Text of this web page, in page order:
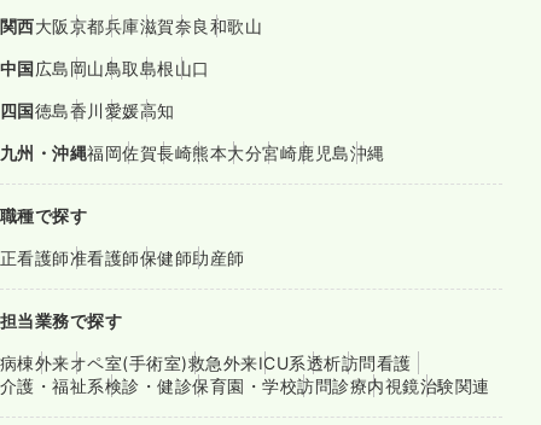
関西大阪京都兵庫滋賀奈良和歌山
中国広島岡山鳥取島根山口
四国徳島香川愛媛高知
九州・沖縄福岡佐賀長崎熊本大分宮崎鹿児島沖縄
職種で探す
正看護師准看護師保健師助産師
担当業務で探す
病棟外来オペ室(手術室)救急外来ICU系透析訪問看護
介護・福祉系検診・健診保育園・学校訪問診療内視鏡治験関連